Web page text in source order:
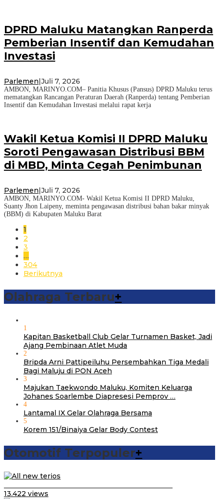
DPRD Maluku Matangkan Ranperda
Pemberian Insentif dan Kemudahan
Investasi
Parlemen|Juli 7, 2026
AMBON, MARINYO.COM– Panitia Khusus (Pansus) DPRD Maluku terus
mematangkan Rancangan Peraturan Daerah (Ranperda) tentang Pemberian
Insentif dan Kemudahan Investasi melalui rapat kerja
Wakil Ketua Komisi II DPRD Maluku
Soroti Pengawasan Distribusi BBM
di MBD, Minta Cegah Penimbunan
Parlemen Juli 7, 2026
AMBON, MARINYO.COM- Wakil Ketua Komisi II DPRD Maluku,
Suanty Jhon Laipeny, meminta pengawasan distribusi bahan bakar minyak
(BBM) di Kabupaten Maluku Barat
1
2
3
…
304
Berikutnya
Olahraga Terbaru+
1
Kapitan Basketball Club Gelar Turnamen Basket, Jadi
Ajang Pembinaan Atlet Muda
2
Bripda Arni Pattipeiluhu Persembahkan Tiga Medali
Bagi Maluju di PON Aceh
3
Majukan Taekwondo Maluku, Komiten Keluarga
Johanes Soarlembe Diapresesi Pemprov …
4
Lantamal IX Gelar Olahraga Bersama
5
Korem 151/Binaiya Gelar Body Contest
Otomotif Terpopuler+
13.422 views